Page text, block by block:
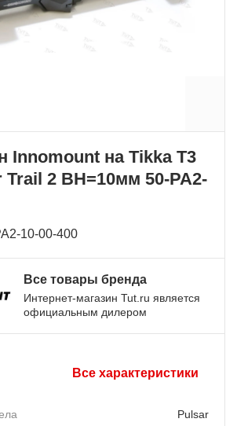
Innomount на Tikka T3
Trail 2 BH=10мм 50-PA2-
10-00-400
Все товары бренда
Интернет-магазин Tut.ru является
официальным дилером
Все характеристики
Pulsar